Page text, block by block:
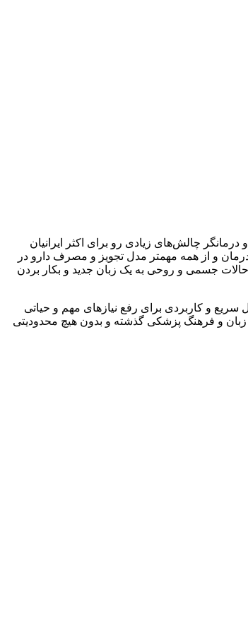
چالش‌های زیادی رو برای اکثر ایرانیان
و از همه مهمتر مدل تجویز و مصرف دارو در
جسمی و روحی به یک زبان جدید و بکار بردن
سریع و کاربردی برای رفع نیازهای مهم و حیاتی
و فرهنگ پزشکی گذشته‌ و بدون هیچ محدودیتی